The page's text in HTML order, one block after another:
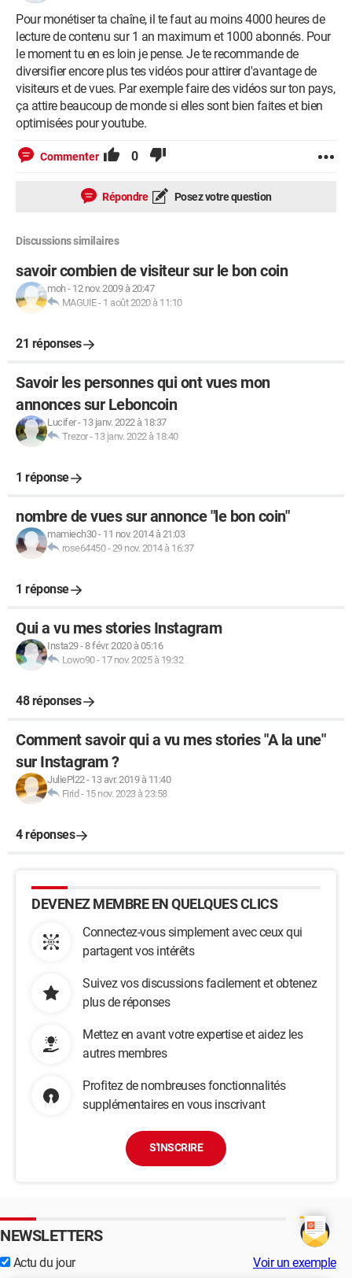
Pour monétiser ta chaîne, il te faut au moins 4000 heures de
lecture de contenu sur 1 an maximum et 1000 abonnés. Pour
le moment tu en es loin je pense. Je te recommande de
diversifier encore plus tes vidéos pour attirer d'avantage de
visiteurs et de vues. Par exemple faire des vidéos sur ton pays,
ça attire beaucoup de monde si elles sont bien faites et bien
optimisées pour youtube.
Commenter 0
Répondre Posez votre question
Discussions similaires
savoir combien de visiteur sur le bon coin
moh- 12 nov. 2009 à 20:47
MAGUIE- 1 août 2020 à 11:10
21 réponses
Savoir les personnes qui ont vues mon
annonces sur Leboncoin
Lucifer- 13 janv. 2022 à 18:37
Trezor- 13 janv. 2022 à 18:40
1 réponse
nombre de vues sur annonce "le bon coin"
mamiech30- 11 nov. 2014 à 21:03
rose64450-29 nov. 2014 à 16:37
1 réponse
Qui a vu mes stories Instagram
Insta29-8 févr. 2020 à 05:16
Lowo90- 17 nov. 2025 à 19:32
48 réponses
Comment savoir qui a vu mes stories "A la une"
sur Instagram ?
JuliePl22- 13 avr. 2019 à 11:40
Firid - 15 nov. 2023 à 23:58
4 réponses
DEVENEZ MEMBRE EN QUELQUES CLICS
Connectez-vous simplement avec ceux qui
partagent vos intérêts
Suivez vos discussions facilement et obtenez
plus de réponses
Mettez en avant votre expertise et aidez les
autres membres
Profitez de nombreuses fonctionnalités
supplémentaires en vous inscrivant
S'INSCRIRE
NEWSLETTERS
Actu du jour Voir un exemple